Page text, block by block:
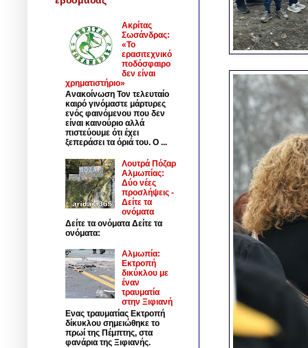
Ακρίτας
Σωσάνδρας:
«Το
ερασιτεχνικό
ποδόσφαιρο
δεν είναι
χρηματιστήριο»
Ανακοίνωση Τον τελευταίο
καιρό γινόμαστε μάρτυρες
ενός φαινόμενου που δεν
είναι καινούριο αλλά
πιστεύουμε ότι έχει
ξεπεράσει τα όριά του. Ο ...
Λουτρά Πόζαρ
Αλμωπίας:
Δύο νέες
προσλήψεις -
Δείτε τα
ονόματα
Δείτε τα ονόματα Δείτε τα
ονόματα:
Αλμωπία:
Εκτροπή
δικύκλου με
έναν
τραυματία
στην Ξιφιανή
Ενας τραυματίας Εκτροπή
δίκυκλου σημειώθηκε το
πρωί της Πέμπτης, στα
φανάρια της Ξιφιανής.